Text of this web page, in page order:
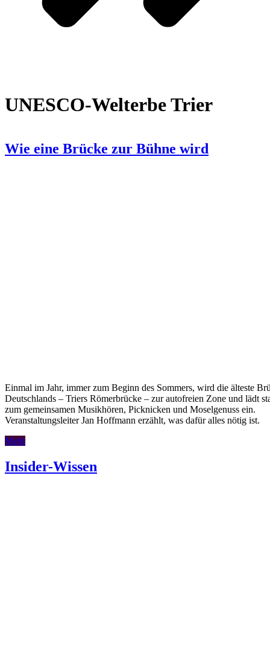
UNESCO-Welterbe Trier
Wie eine Brücke zur Bühne wird
Einmal im Jahr, immer zum Beginn des Sommers, wird die älteste
Deutschlands – Triers Römerbrücke – zur autofreien Zone und lädt
zum gemeinsamen Musikhören, Picknicken und Moselgenuss ein.
Veranstaltungsleiter Jan Hoffmann erzählt, was dafür alles nötig ist.
Mehr
Insider-Wissen